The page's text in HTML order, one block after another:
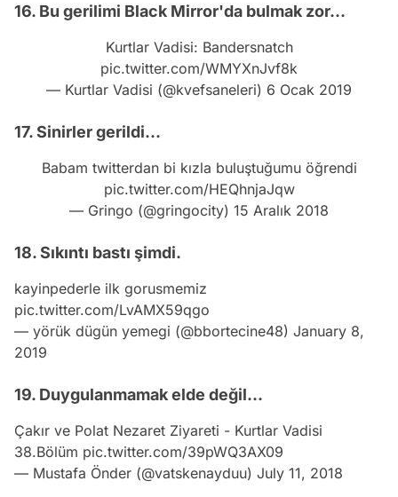
16. Bu gerilimi Black Mirror'da bulmak zor...
Kurtlar Vadisi: Bandersnatch
pic.twitter.com/WMYXnJvf8k
— Kurtlar Vadisi (@kvefsaneleri) 6 Ocak 2019
17. Sinirler gerildi...
Babam twitterdan bi kızla buluştuğumu öğrendi
pic.twitter.com/HEQhnjaJqw
— Gringo (@gringocity) 15 Aralık 2018
18. Sıkıntı bastı şimdi.
kayinpederle ilk gorusmemiz
pic.twitter.com/LvAMX59qgo
— yörük dügün yemegi (@bbortecine48) January 8,
2019
19. Duygulanmamak elde değil...
Çakır ve Polat Nezaret Ziyareti - Kurtlar Vadisi
38.Bölüm pic.twitter.com/39pWQ3AX09
— Mustafa Önder (@vatskenayduu) July 11, 2018